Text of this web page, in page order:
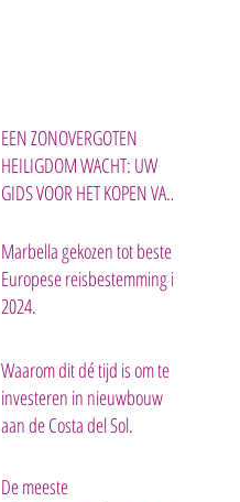
EEN ZONOVERGOTEN
HEILIGDOM WACHT: UW
GIDS VOOR HET KOPEN VAN
MARBELLA.
Marbella gekozen tot beste
Europese reisbestemming in
2024.
Waarom dit dé tijd is om te
investeren in nieuwbouw
aan de Costa del Sol.
De meeste